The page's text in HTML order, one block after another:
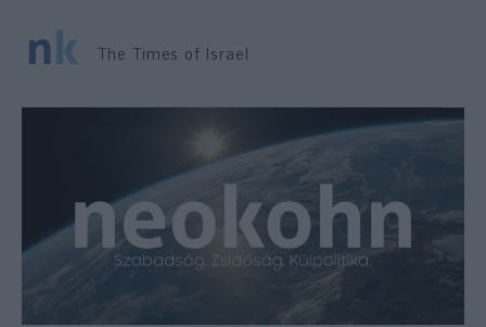
The Times of Israel